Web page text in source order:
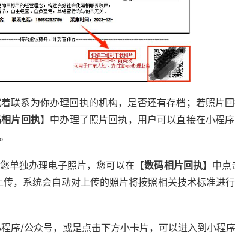
联系为你办理回执的机构，是否还有存档；若照片
片回执】中办理了照片回执，用户可以直接在小程
单独办理电子照片，您可以在【数码相片回执】中点
，系统会自动对上传的照片将按照相关技术标准进
序/公众号，或是点击下方小卡片，可以进入到小程序